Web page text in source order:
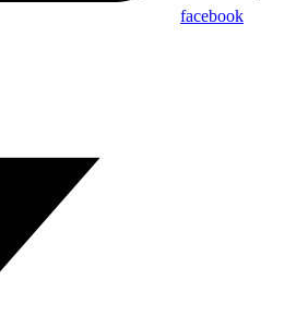
facebook